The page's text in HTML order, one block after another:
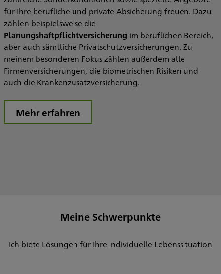
für Ihre berufliche und private Absicherung freuen. Dazu
zählen beispielsweise die
Planungshaftpflichtversicherung im beruflichen Bereich,
aber auch sämtliche Privatschutzversicherungen. Zu
meinem besonderen Fokus zählen außerdem alle
Firmenversicherungen, die biometrischen Risiken und
auch die Krankenzusatzversicherung.
Mehr erfahren
Meine Schwerpunkte
Ich biete Lösungen für Ihre individuelle Lebenssituation